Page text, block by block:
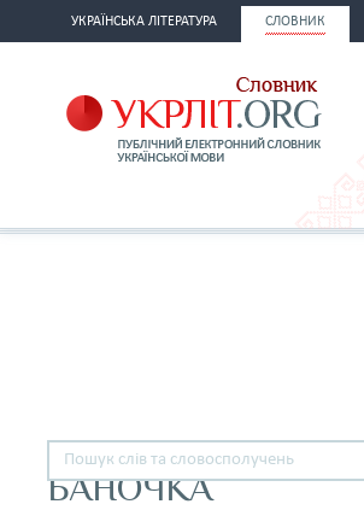
УКРАЇНСЬКА ЛІТЕРАТУРА СЛОВНИК
БАНОЧКА